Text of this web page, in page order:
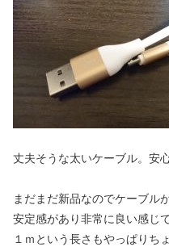
丈夫そうな太いケーブル。安
まだまだ新品なのでケーブル
安定感があり非常に良い感じで
１ｍという長さもやっぱりち